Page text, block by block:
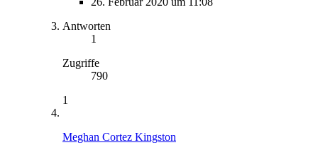
Antworten
1
Zugriffe
790
1
Meghan Cortez Kingston